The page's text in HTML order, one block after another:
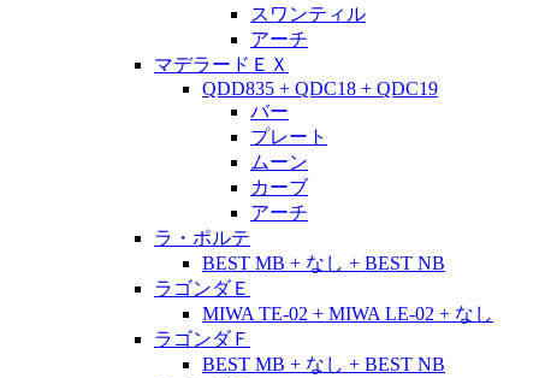
スワンティル
アーチ
マデラードＥＸ
QDD835 + QDC18 + QDC19
バー
プレート
ムーン
カーブ
アーチ
ラ・ポルテ
BEST MB + なし + BEST NB
ラゴンダＥ
MIWA TE-02 + MIWA LE-02 + なし
ラゴンダＦ
BEST MB + なし + BEST NB